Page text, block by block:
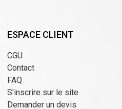
ESPACE CLIENT
CGU
Contact
FAQ
S'inscrire sur le site
Demander un devis